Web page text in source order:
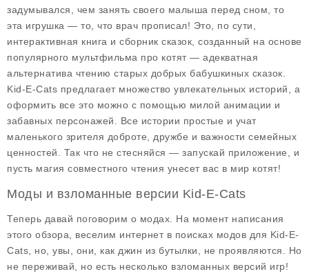
задумывался, чем занять своего малыша перед сном, то
эта игрушка — то, что врач прописал! Это, по сути,
интерактивная книга и сборник сказок, созданный на основе
популярного мультфильма про котят — адекватная
альтернатива чтению старых добрых бабушкиных сказок.
Kid-E-Cats предлагает множество увлекательных историй, а
оформить все это можно с помощью милой анимации и
забавных персонажей. Все истории простые и учат
маленького зрителя доброте, дружбе и важности семейных
ценностей. Так что не стесняйся — запускай приложение, и
пусть магия совместного чтения унесет вас в мир котят!
Моды и взломанные версии Kid-E-Cats
Теперь давай поговорим о модах. На момент написания
этого обзора, веселим интернет в поисках модов для Kid-E-
Cats , но, увы, они, как джин из бутылки, не проявляются. Но
не переживай, но есть несколько взломанных версий игр!